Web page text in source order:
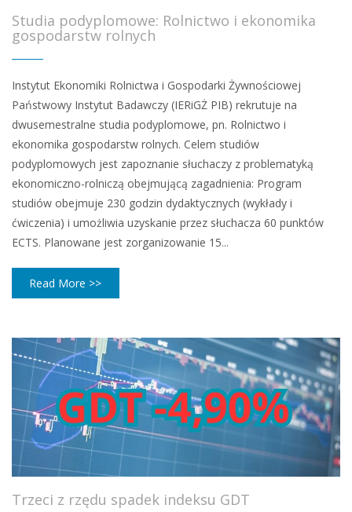
Studia podyplomowe: Rolnictwo i ekonomika
gospodarstw rolnych
Instytut Ekonomiki Rolnictwa i Gospodarki Żywnościowej
Państwowy Instytut Badawczy (IERiGŻ PIB) rekrutuje na
dwusemestralne studia podyplomowe, pn. Rolnictwo i
ekonomika gospodarstw rolnych. Celem studiów
podyplomowych jest zapoznanie słuchaczy z problematyką
ekonomiczno-rolniczą obejmującą zagadnienia: Program
studiów obejmuje 230 godzin dydaktycznych (wykłady i
ćwiczenia) i umożliwia uzyskanie przez słuchacza 60 punktów
ECTS. Planowane jest zorganizowanie 15...
Read More >>
Trzeci z rzędu spadek indeksu GDT